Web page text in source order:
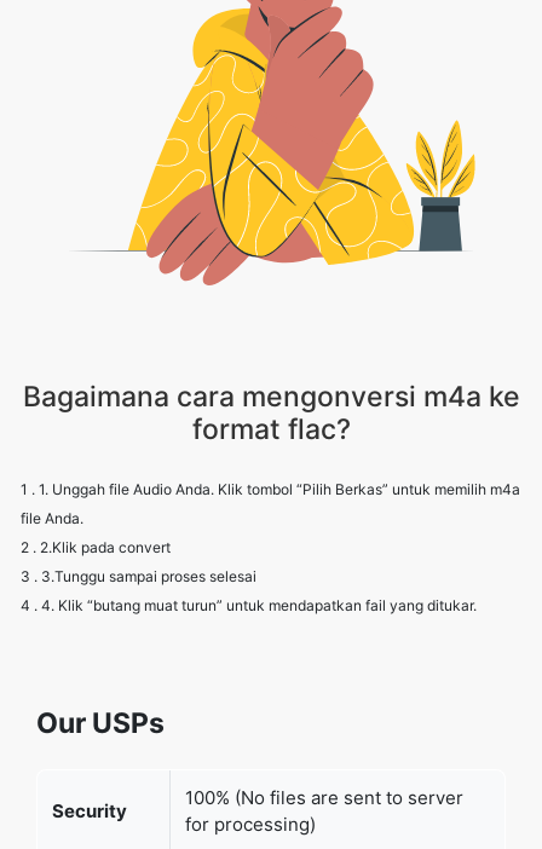
Bagaimana cara mengonversi m4a ke
format flac?
1 . 1. Unggah file Audio Anda. Klik tombol “Pilih Berkas” untuk memilih m4a
file Anda.
2 . 2.Klik pada convert
3 . 3.Tunggu sampai proses selesai
4 . 4. Klik “butang muat turun” untuk mendapatkan fail yang ditukar.
Our USPs
Security
100% (No files are sent to server
for processing)